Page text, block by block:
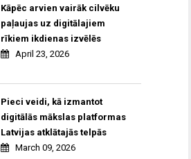
Kāpēc arvien vairāk cilvēku
paļaujas uz digitālajiem
rīkiem ikdienas izvēlēs
April 23, 2026
Pieci veidi, kā izmantot
digitālās mākslas platformas
Latvijas atklātajās telpās
March 09, 2026